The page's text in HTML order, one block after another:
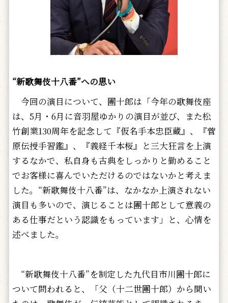
“新歌舞伎十八番”への思い
今回の演目について、團十郎は「今年の歌舞伎座
は、5月・6月に音羽屋ゆかりの演目が並び、また松
竹創業130周年を記念して『仮名手本忠臣蔵』、『菅
原伝授手習鑑』、『義経千本桜』と三大狂言を上演
するなかで、私自身も古典をしっかりと勤めること
でお客様に喜んでいただけるのではないかと考えま
した。“新歌舞伎十八番”は、なかなか上演されない
演目も多いので、演じることは團十郎として意義の
ある仕事だという認識をもっています」と、心情を
述べました。
“新歌舞伎十八番”を制定した九代目市川團十郎に
ついて問われると、「父（十二世團十郎）から聞い